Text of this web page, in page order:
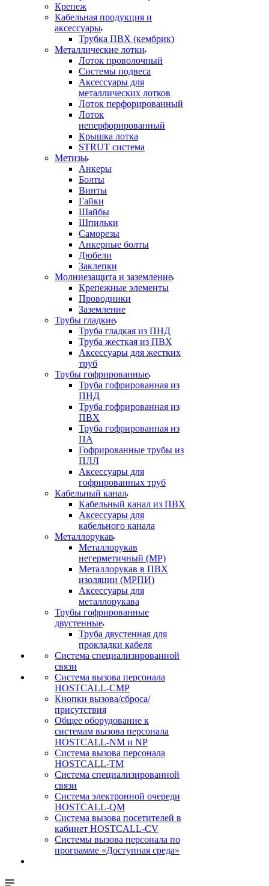
Крепеж
Кабельная продукция и
аксессуары
Трубка ПВХ (кембрик)
Металлические лотки
Лоток проволочный
Системы подвеса
Аксессуары для
металлических лотков
Лоток перфорированный
Лоток
неперфорированный
Крышка лотка
STRUT система
Метизы
Анкеры
Болты
Винты
Гайки
Шайбы
Шпильки
Саморезы
Анкерные болты
Дюбели
Заклепки
Молниезащита и заземление
Крепежные элементы
Проводники
Заземление
Трубы гладкие
Труба гладкая из ПНД
Труба жесткая из ПВХ
Аксессуары для жестких
труб
Трубы гофрированные
Труба гофрированная из
ПНД
Труба гофрированная из
ПВХ
Труба гофрированная из
ПА
Гофрированные трубы из
ПЛЛ
Аксессуары для
гофрированных труб
Кабельный канал
Кабельный канал из ПВХ
Аксессуары для
кабельного канала
Металлорукав
Металлорукав
негерметичный (МР)
Металлорукав в ПВХ
изоляции (МРПИ)
Аксессуары для
металлорукава
Трубы гофрированные
двустенные
Труба двустенная для
прокладки кабеля
Система специализированной
связи
Cистема вызова персонала
HOSTCALL-CMP
Кнопки вызова/сброса/
присутствия
Общее оборудование к
системам вызова персонала
HOSTCALL-NM и NP
Система вызова персонала
HOSTCALL-TM
Система специализированной
связи
Система электронной очереди
HOSTCALL-QM
Cистема вызова посетителей в
кабинет HOSTCALL-CV
Системы вызова персонала по
программе «Доступная среда»